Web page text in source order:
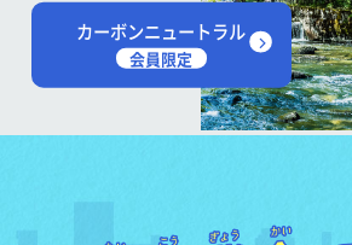
カーボンニュートラル
会員限定